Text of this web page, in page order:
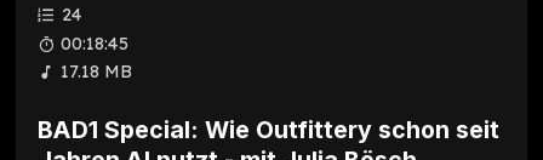
24
00:18:45
17.18 MB
BAD1 Special: Wie Outfittery schon seit